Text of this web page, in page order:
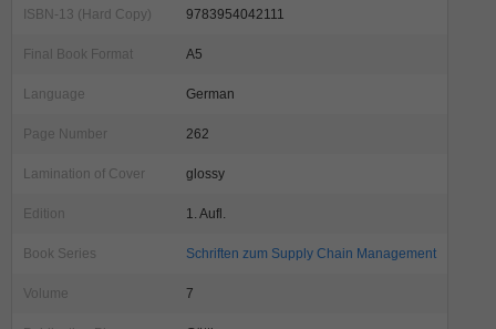
ISBN-13 (Hard Copy) 9783954042111
Final Book Format A5
Language German
Page Number 262
Lamination of Cover glossy
Edition 1. Aufl.
Book Series Schriften zum Supply Chain Management
Volume 7